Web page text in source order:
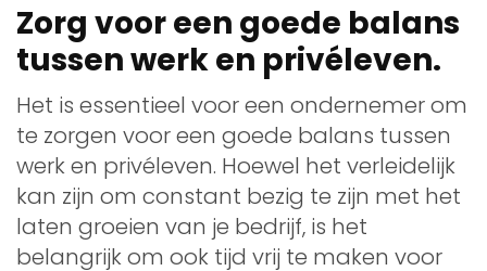
Zorg voor een goede balans
tussen werk en privéleven.
Het is essentieel voor een ondernemer om
te zorgen voor een goede balans tussen
werk en privéleven. Hoewel het verleidelijk
kan zijn om constant bezig te zijn met het
laten groeien van je bedrijf, is het
belangrijk om ook tijd vrij te maken voor